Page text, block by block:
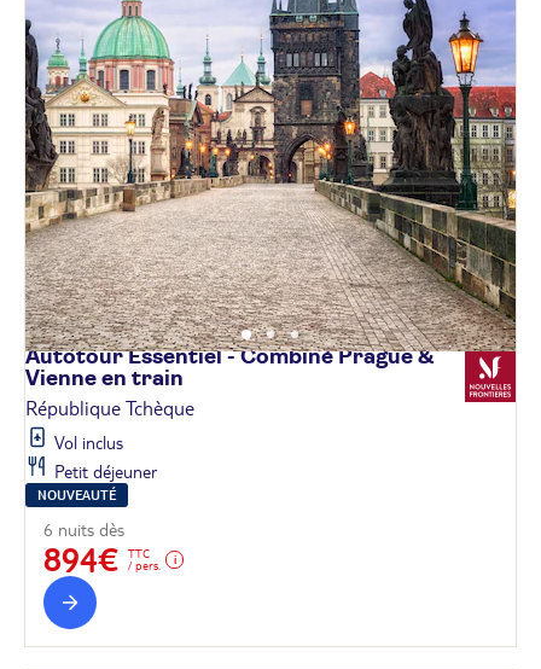
Autotour Essentiel - Combiné Prague &
Vienne en train
République Tchèque
Vol inclus
Petit déjeuner
NOUVEAUTÉ
6 nuits dès
894€
TTC
/ pers.